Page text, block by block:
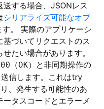
する場合、JSONレス
シリアライズ可能なオブ
。 実際のアプリケーシ
基づいてリクエストのス
たい場合があります。
（OK）と非同期操作の
信します。これはtry
、発生する可能性のあ
タスコードとエラーメ